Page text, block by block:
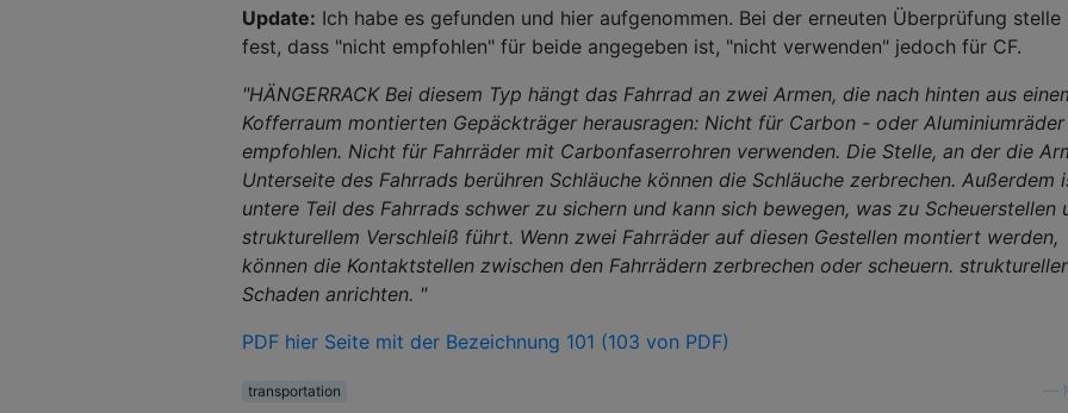
Update: Ich habe es gefunden und hier aufgenommen. Bei der erneuten Überprüfung stelle
fest, dass "nicht empfohlen" für beide angegeben ist, "nicht verwenden" jedoch für CF.
"HÄNGERRACK Bei diesem Typ hängt das Fahrrad an zwei Armen, die nach hinten aus
Kofferraum montierten Gepäckträger herausragen: Nicht für Carbon - oder Aluminiumräder
empfohlen. Nicht für Fahrräder mit Carbonfaserrohren verwenden. Die Stelle, an der die
Unterseite des Fahrrads berühren Schläuche können die Schläuche zerbrechen. Außerdem
untere Teil des Fahrrads schwer zu sichern und kann sich bewegen, was zu Scheuerstellen
strukturellem Verschleiß führt. Wenn zwei Fahrräder auf diesen Gestellen montiert werden,
können die Kontaktstellen zwischen den Fahrrädern zerbrechen oder scheuern.
Schaden anrichten. "
PDF hier Seite mit der Bezeichnung 101 (103 von PDF)
transportation